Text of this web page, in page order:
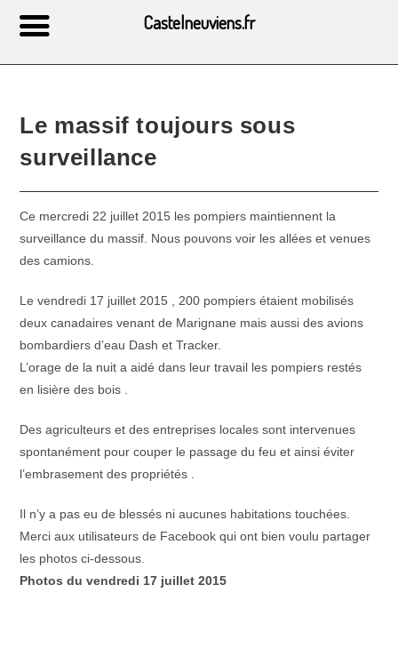
Le massif toujours sous
surveillance
Ce mercredi 22 juillet 2015 les pompiers maintiennent la
surveillance du massif. Nous pouvons voir les allées et venues
des camions.
Le vendredi 17 juillet 2015 , 200 pompiers étaient mobilisés
deux canadaires venant de Marignane mais aussi des avions
bombardiers d’eau Dash et Tracker.
L’orage de la nuit a aidé dans leur travail les pompiers restés
en lisière des bois .
Des agriculteurs et des entreprises locales sont intervenues
spontanément pour couper le passage du feu et ainsi éviter
l’embrasement des propriétés .
Il n’y a pas eu de blessés ni aucunes habitations touchées.
Merci aux utilisateurs de Facebook qui ont bien voulu partager
les photos ci-dessous.
Photos du vendredi 17 juillet 2015
Castelneuviens.fr